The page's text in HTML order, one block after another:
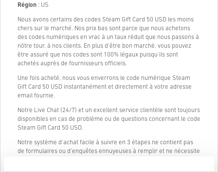
Région : US
Nous avons certains des codes Steam Gift Card 50 USD les moins
chers sur le marché. Nos prix bas sont parce que nous achetons
des codes numériques en vrac à un taux réduit que nous passons à
nôtre tour, à nos clients. En plus d'être bon marché, vous pouvez
être assuré que nos codes sont 100% légaux puisqu'ils sont
achetés auprès de fournisseurs officiels.
Une fois acheté, nous vous enverrons le code numérique Steam
Gift Card 50 USD instantanément et directement à votre adresse
email fournie.
Notre Live Chat (24/7) et un excellent service clientèle sont toujours
disponibles en cas de problème ou de questions concernant le code
Steam Gift Card 50 USD.
Notre système d'achat facile à suivre en 3 étapes ne contient pas
de formulaires ou d'enquêtes ennuyeuses à remplir et ne nécessite